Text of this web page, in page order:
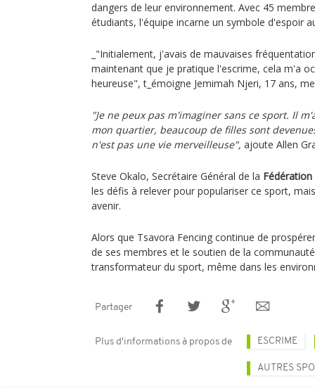
dangers de leur environnement. Avec 45
étudiants, l'équipe incarne un symbole d'espoir
_"Initialement, j'avais de mauvaises
maintenant que je pratique l'escrime, cela m'a
heureuse", t_émoigne Jemimah Njeri, 17 ans,
"Je ne peux pas m'imaginer sans ce sport. Il
mon quartier, beaucoup de filles sont
n'est pas une vie merveilleuse", ajoute Allen
Steve Okalo, Secrétaire Général de la Fédération
les défis à relever pour populariser ce sport,
avenir.
Alors que Tsavora Fencing continue de
de ses membres et le soutien de la
transformateur du sport, même dans les
Partager
Plus d'informations à propos de ESCRIME
AUTRES